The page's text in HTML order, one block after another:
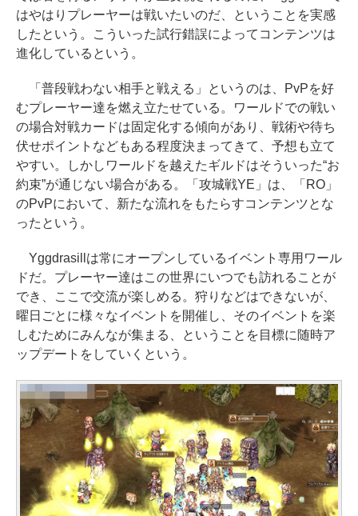
はやはりプレーヤーは戦いたいのだ、ということを実感
したという。こういった試行錯誤によってコンテンツは
進化しているという。
「普段戦わない相手と戦える」というのは、PvPを好
むプレーヤー達を燃え立たせている。ワールドでの戦い
の場合対戦カードは固定化する傾向があり、戦術や待ち
伏せポイントなどもある程度決まってきて、予想も立て
やすい。しかしワールドを越えたギルドはそういった“お
約束”が通じない場合がある。「攻城戦YE」は、「RO」
のPvPにおいて、新たな流れをもたらすコンテンツとな
ったという。
Yggdrasillは常にオープンしているイベント専用ワール
ドだ。プレーヤー達はこの世界にいつでも訪れることが
でき、ここで交流が楽しめる。狩りなどはできないが、
曜日ごとに様々なイベントを開催し、そのイベントを楽
しむためにみんなが集まる、ということを目標に随時ア
ップデートをしていくという。